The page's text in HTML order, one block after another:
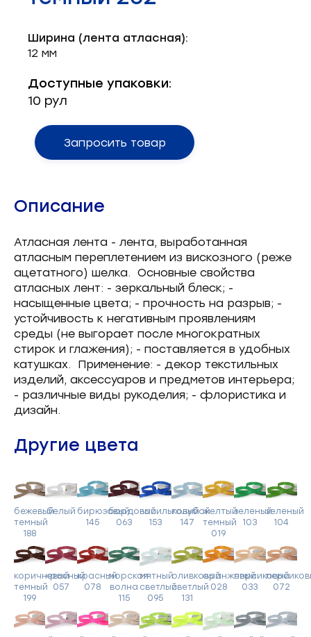
Запчасти: иглы
Установочное оборудование
Ширина (лента атласная):
12 мм
Доступные упаковки:
10 рул
Запросить товар
Описание
Атласная лента - лента, выработанная
атласным переплетением из вискозного (реже
ацетатного) шелка. Основные свойства
атласных лент: - зеркальный блеск; -
насыщенные цвета; - прочность на разрыв; -
устойчивость к негативным проявлениям
среды (не выгорает после многократных
стирок и глажения); - поставляется в удобных
катушках. Применение: - декор текстильных
изделий, аксессуаров и предметов интерьера;
- различные виды рукоделия; - флористика и
дизайн.
Другие цвета
бежевый
темный
188
белый бирюзовый
145
бордовый
063
васильковый
153
голубой
147
желтый
темный
019
зеленый
103
зеленый
104
коричневый
темный
199
красный
057
красный
078
морская
волна
115
мятный
светлый
095
оливковый
светлый
131
оранжевый
028
персиковый
033
072